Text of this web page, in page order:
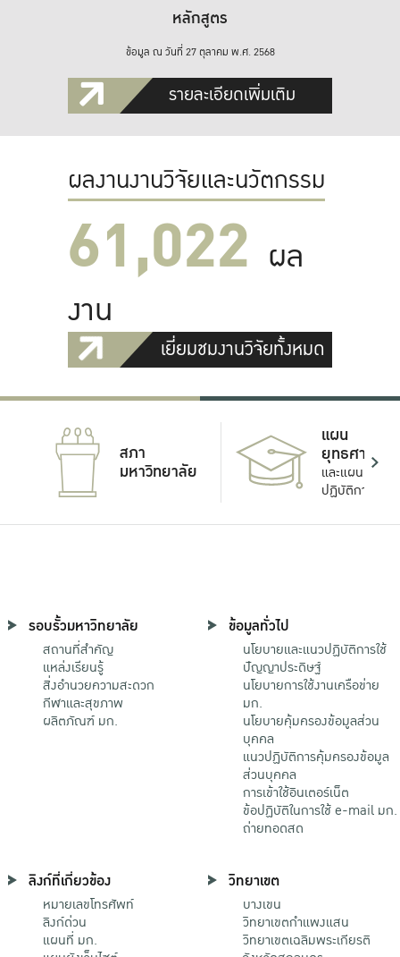
หลักสูตร
ข้อมูล ณ วันที่ 27 ตุลาคม พ.ศ. 2568
รายละเอียดเพิ่มเติม
ผลงานงานวิจัยและนวัตกรรม
61,022 ผล
งาน
เยี่ยมชมงานวิจัยทั้งหมด
สภา
มหาวิทยาลัย
แผน
ยุทธศาสตร์
และแผน
ปฏิบัติการ
รอบรั้วมหาวิทยาลัย
สถานที่สำคัญ
แหล่งเรียนรู้
สิ่งอำนวยความสะดวก
กีฬาและสุขภาพ
ผลิตภัณฑ์ มก.
ข้อมูลทั่วไป
นโยบายและแนวปฏิบัติการใช้
ปัญญาประดิษฐ์
นโยบายการใช้งานเครือข่าย
มก.
นโยบายคุ้มครองข้อมูลส่วน
บุคคล
แนวปฏิบัติการคุ้มครองข้อมูล
ส่วนบุคคล
การเข้าใช้อินเตอร์เน็ต
ข้อปฏิบัติในการใช้ e-mail มก.
ถ่ายทอดสด
ลิงก์ที่เกี่ยวข้อง
หมายเลขโทรศัพท์
ลิงก์ด่วน
แผนที่ มก.
วิทยาเขต
บางเขน
วิทยาเขตกําแพงแสน
วิทยาเขตเฉลิมพระเกียรติ